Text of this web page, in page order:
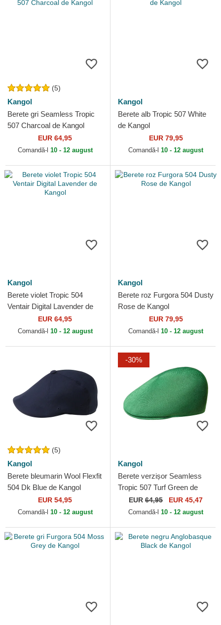
(5)
Kangol
Berete gri Seamless Tropic
507 Charcoal de Kangol
EUR 64,95
Comandă-l 10 - 12 august
Kangol
Berete alb Tropic 507 White
de Kangol
EUR 79,95
Comandă-l 10 - 12 august
Kangol
Berete violet Tropic 504
Ventair Digital Lavender de
EUR 64,95
Comandă-l 10 - 12 august
Kangol
Berete roz Furgora 504 Dusty
Rose de Kangol
EUR 79,95
Comandă-l 10 - 12 august
(5)
Kangol
Berete bleumarin Wool Flexfit
504 Dk Blue de Kangol
EUR 54,95
Comandă-l 10 - 12 august
-30%
Kangol
Berete verzișor Seamless
Tropic 507 Turf Green de
Kangol
EUR 64,95 EUR 45,47
Comandă-l 10 - 12 august